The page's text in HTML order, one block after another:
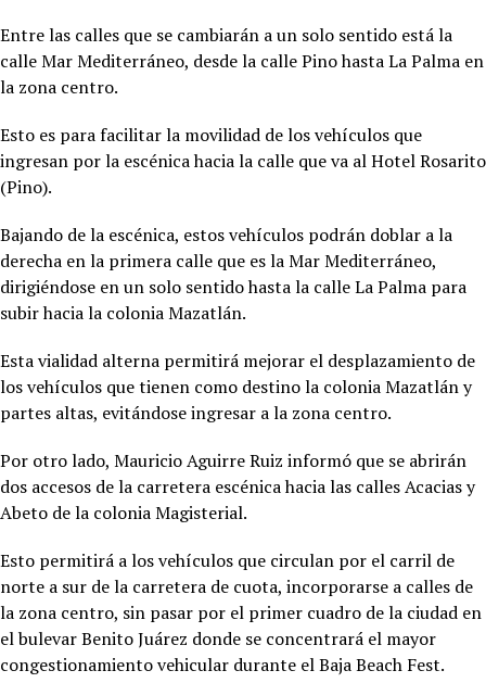
Entre las calles que se cambiarán a un solo sentido está la
calle Mar Mediterráneo, desde la calle Pino hasta La Palma en
la zona centro.
Esto es para facilitar la movilidad de los vehículos que
ingresan por la escénica hacia la calle que va al Hotel Rosarito
(Pino).
Bajando de la escénica, estos vehículos podrán doblar a la
derecha en la primera calle que es la Mar Mediterráneo,
dirigiéndose en un solo sentido hasta la calle La Palma para
subir hacia la colonia Mazatlán.
Esta vialidad alterna permitirá mejorar el desplazamiento de
los vehículos que tienen como destino la colonia Mazatlán y
partes altas, evitándose ingresar a la zona centro.
Por otro lado, Mauricio Aguirre Ruiz informó que se abrirán
dos accesos de la carretera escénica hacia las calles Acacias y
Abeto de la colonia Magisterial.
Esto permitirá a los vehículos que circulan por el carril de
norte a sur de la carretera de cuota, incorporarse a calles de
la zona centro, sin pasar por el primer cuadro de la ciudad en
el bulevar Benito Juárez donde se concentrará el mayor
congestionamiento vehicular durante el Baja Beach Fest.